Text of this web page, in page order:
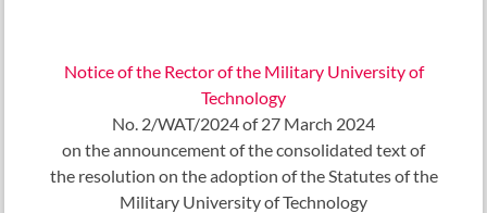
Notice of the Rector of the Military University of
Technology
No. 2/WAT/2024 of 27 March 2024
on the announcement of the consolidated text of
the resolution on the adoption of the Statutes of the
Military University of Technology